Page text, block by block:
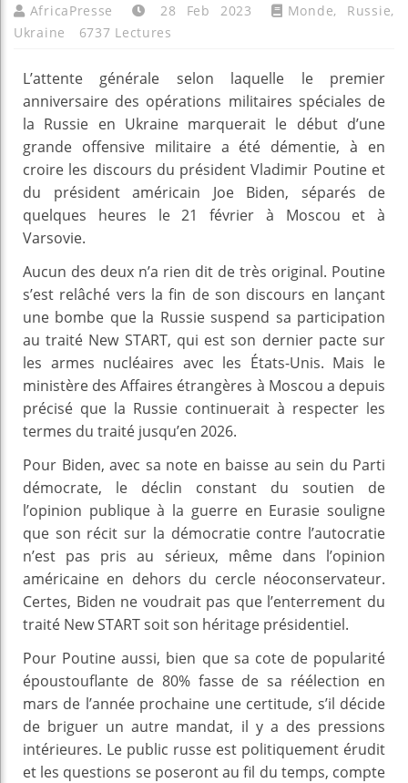
AfricaPresse 28 Feb 2023 Monde, Russie,
Ukraine
6737 Lectures
L’attente générale selon laquelle le premier
anniversaire des opérations militaires spéciales de
la Russie en Ukraine marquerait le début d’une
grande offensive militaire a été démentie, à en
croire les discours du président Vladimir Poutine et
du président américain Joe Biden, séparés de
quelques heures le 21 février à Moscou et à
Varsovie.
Aucun des deux n’a rien dit de très original. Poutine
s’est relâché vers la fin de son discours en lançant
une bombe que la Russie suspend sa participation
au traité New START, qui est son dernier pacte sur
les armes nucléaires avec les États-Unis. Mais le
ministère des Affaires étrangères à Moscou a depuis
précisé que la Russie continuerait à respecter les
termes du traité jusqu’en 2026.
Pour Biden, avec sa note en baisse au sein du Parti
démocrate, le déclin constant du soutien de
l’opinion publique à la guerre en Eurasie souligne
que son récit sur la démocratie contre l’autocratie
n’est pas pris au sérieux, même dans l’opinion
américaine en dehors du cercle néoconservateur.
Certes, Biden ne voudrait pas que l’enterrement du
traité New START soit son héritage présidentiel.
Pour Poutine aussi, bien que sa cote de popularité
époustouflante de 80% fasse de sa réélection en
mars de l’année prochaine une certitude, s’il décide
de briguer un autre mandat, il y a des pressions
intérieures. Le public russe est politiquement érudit
et les questions se poseront au fil du temps, compte